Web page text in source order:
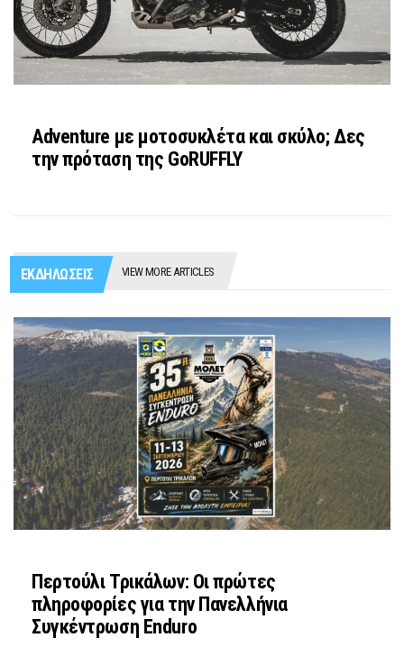
Adventure με μοτοσυκλέτα και σκύλο; Δες
την πρόταση της GoRUFFLY
ΕΚΔΗΛΩΣΕΙΣ VIEW MORE ARTICLES
Περτούλι Τρικάλων: Οι πρώτες
πληροφορίες για την Πανελλήνια
Συγκέντρωση Enduro